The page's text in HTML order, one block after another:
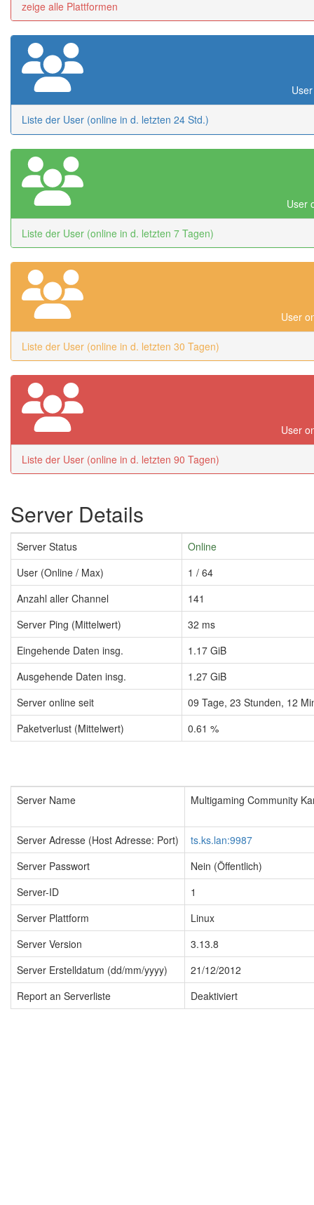
zeige alle Plattformen
Liste der User (online in d. letzten 24 Std.)
User
Liste der User (online in d. letzten 7 Tagen)
User
Liste der User (online in d. letzten 30 Tagen)
User
Liste der User (online in d. letzten 90 Tagen)
Server Details
Server Status
Online
User (Online / Max)
1 / 64
Anzahl aller Channel
141
Server Ping (Mittelwert)
32 ms
Eingehende Daten insg.
1.17 GiB
Ausgehende Daten insg.
1.27 GiB
Server online seit
09 Tage, 23 Stunden, 12
Paketverlust (Mittelwert)
0.61 %
Server Name Multigaming Community
Server Adresse (Host Adresse: Port)
ts.ks.lan:9987
Server Passwort
Nein (Öffentlich)
Server-ID
1
Server Plattform
Linux
Server Version
3.13.8
Server Erstelldatum (dd/mm/yyyy)
21/12/2012
Report an Serverliste
Deaktiviert